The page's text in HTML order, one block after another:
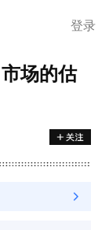
登录
场的估